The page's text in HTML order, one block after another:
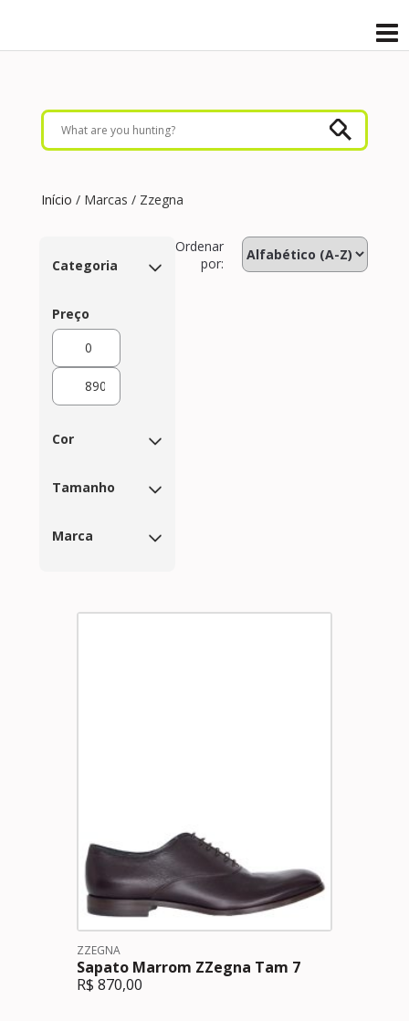
Início / Marcas / Zzegna
Categoria
Preço
Cor
Tamanho
Marca
Ordenar
por:
ZZEGNA
Sapato Marrom ZZegna Tam 7
R$ 870,00